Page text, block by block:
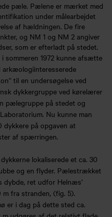
pæle. Pælene er mærket med
under målearbejdet
af hældningen. De fire
og NM 1 og NM 2 angiver
som er efterladt på stedet.
sommeren 1972 kunne afsætte
til en undersøgelse ved
dykkergruppe ved kørelærer
pælegruppe på stedet og
Nu kunne man
dykkere på opgaven at
af spærringen.
lokaliserede et ca. 30
og en flyder. Pælestrækket
dybde, ret udfor Helnæs’
fra stranden, (fig. 5).
er i dag på dette sted ca.